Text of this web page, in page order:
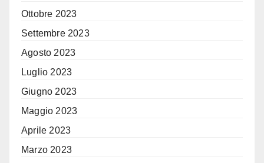
Ottobre 2023
Settembre 2023
Agosto 2023
Luglio 2023
Giugno 2023
Maggio 2023
Aprile 2023
Marzo 2023